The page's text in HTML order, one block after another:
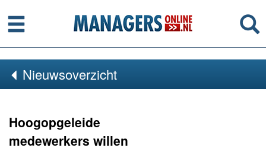
Menu
Nieuwsoverzicht
Hoogopgeleide
medewerkers willen